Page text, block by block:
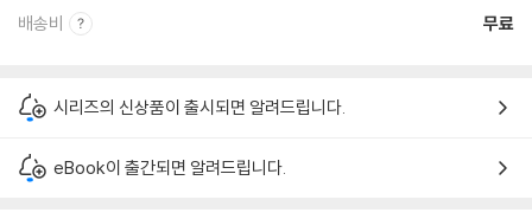
배송비 무료
시리즈의 신상품이 출시되면 알려드립니다.
eBook이 출간되면 알려드립니다.